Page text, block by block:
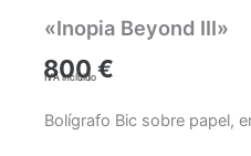
«Inopia Beyond III»
800€
IVA incluido
Bolígrafo Bic sobre papel,